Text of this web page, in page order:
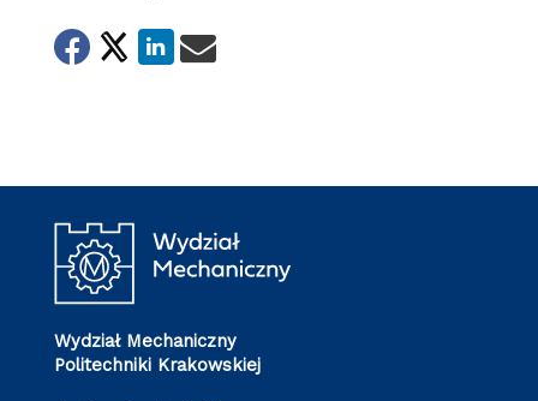
Wydział Mechaniczny
Politechniki Krakowskiej